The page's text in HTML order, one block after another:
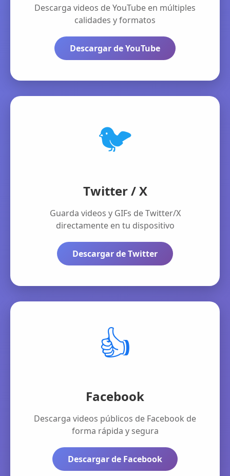
Descarga videos de YouTube en múltiples
calidades y formatos
Descargar de YouTube
🐦
Twitter / X
Guarda videos y GIFs de Twitter/X
directamente en tu dispositivo
Descargar de Twitter
👍
Facebook
Descarga videos públicos de Facebook de
forma rápida y segura
Descargar de Facebook